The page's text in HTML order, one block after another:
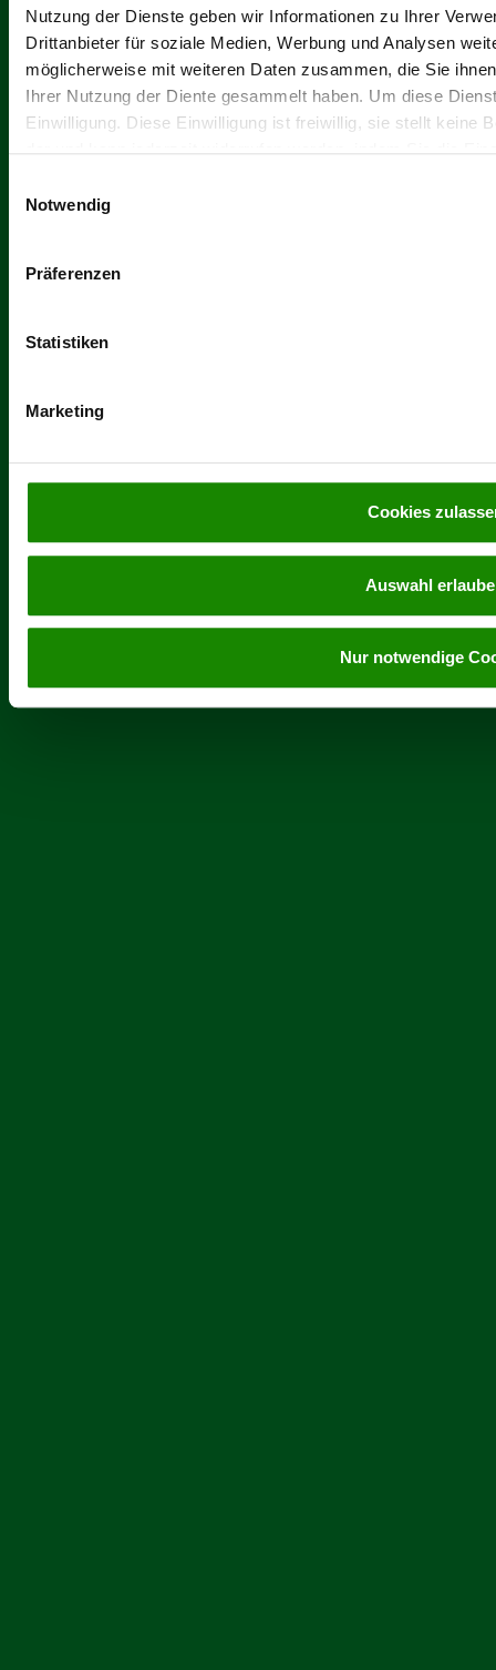
Nutzung der Dienste geben wir Informationen zu Ihrer
Drittanbieter für soziale Medien, Werbung und Analysen
möglicherweise mit weiteren Daten zusammen, die Sie
Ihrer Nutzung der Diente gesammelt haben. Um diese
Einwilligung. Diese Einwilligung ist freiwillig, sie stellt keine
unsererDatenschutzerklärung
Notwendig
Präferenzen
Statistiken
Marketing
Cookies
Auswahl
Nur notwendige
© 2026 — Kartoffelmanufaktur Pahmeyer GmbH & Co. KG